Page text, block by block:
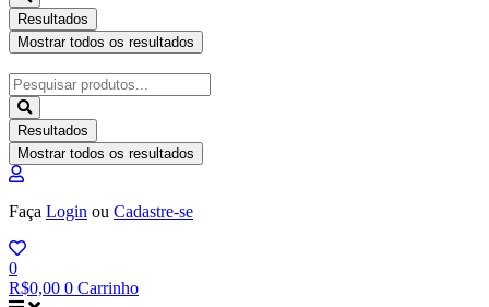
Resultados
Mostrar todos os resultados
Pesquisar
...
Resultados
Mostrar todos os resultados
Faça Login ou Cadastre-se
0
R$0,00 0 Carrinho